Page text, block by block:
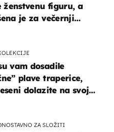
ženstvenu figuru, a
je za večernji
vam dosadile
plave traperice,
dolazite na svoje
ZA SLOŽITI